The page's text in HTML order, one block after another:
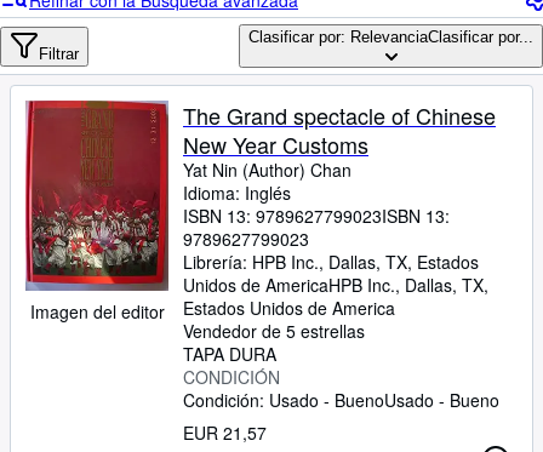
Colecciones
Libros antiguos
Arte y coleccionismo
Vendedores
Comenzar a vender
Ayuda
CERRAR
Filtrar
Clasificar por: RelevanciaClasificar por...
Imagen del editor
The Grand spectacle of Chinese
New Year Customs
Yat Nin (Author) Chan
Idioma: Inglés
ISBN 13: 9789627799023ISBN 13:
9789627799023
Librería: HPB Inc., Dallas, TX, Estados
Unidos de AmericaHPB Inc., Dallas, TX,
Estados Unidos de America
Vendedor de 5 estrellas
TAPA DURA
CONDICIÓN
Condición: Usado - BuenoUsado - Bueno
EUR 21,57